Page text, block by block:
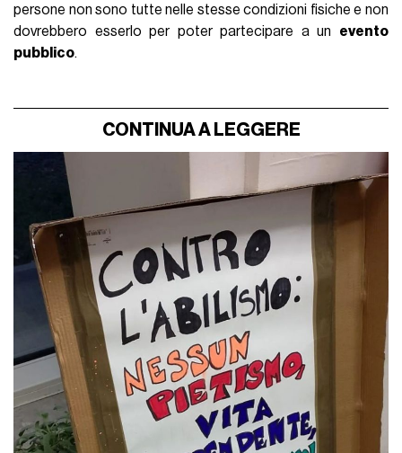
persone non sono tutte nelle stesse condizioni fisiche e non
dovrebbero esserlo per poter partecipare a un evento
pubblico.
CONTINUA A LEGGERE